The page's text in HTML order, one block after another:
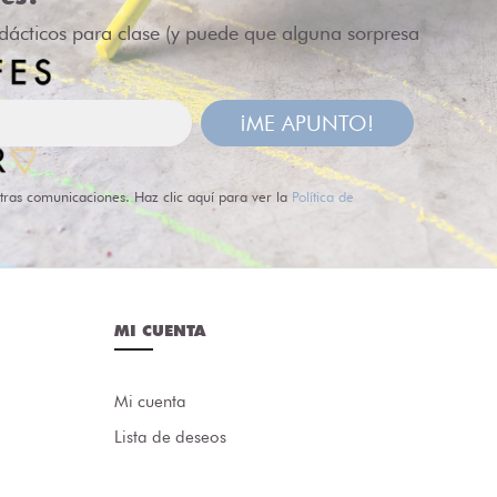
para clase (y puede que alguna sorpresa
¡ME APUNTO!
comunicaciones. Haz clic aquí para ver la Política de
MI CUENTA
Mi cuenta
Lista de deseos